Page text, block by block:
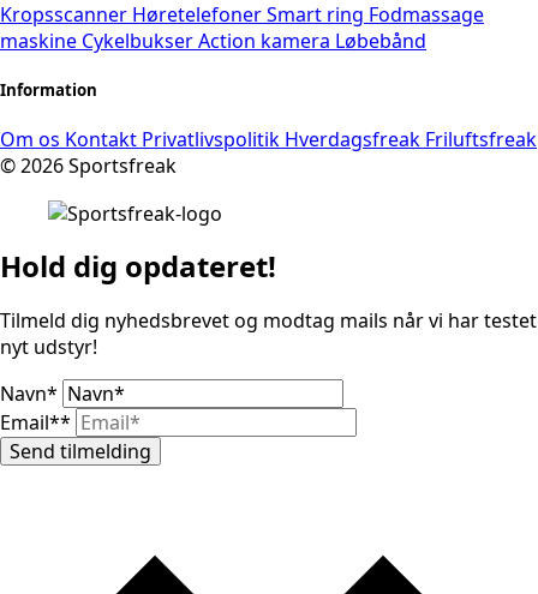
Kropsscanner HøretelefonerSmart ring Fodmassage
maskine CykelbukserAction kamera Løbebånd
Information
Om os Kontakt Privatlivspolitik Hverdagsfreak Friluftsfreak
© 2026 Sportsfreak
Hold dig opdateret!
Tilmeld dig nyhedsbrevet og modtag mails når vi har testet
nyt udstyr!
Navn*
Email**
Send tilmelding